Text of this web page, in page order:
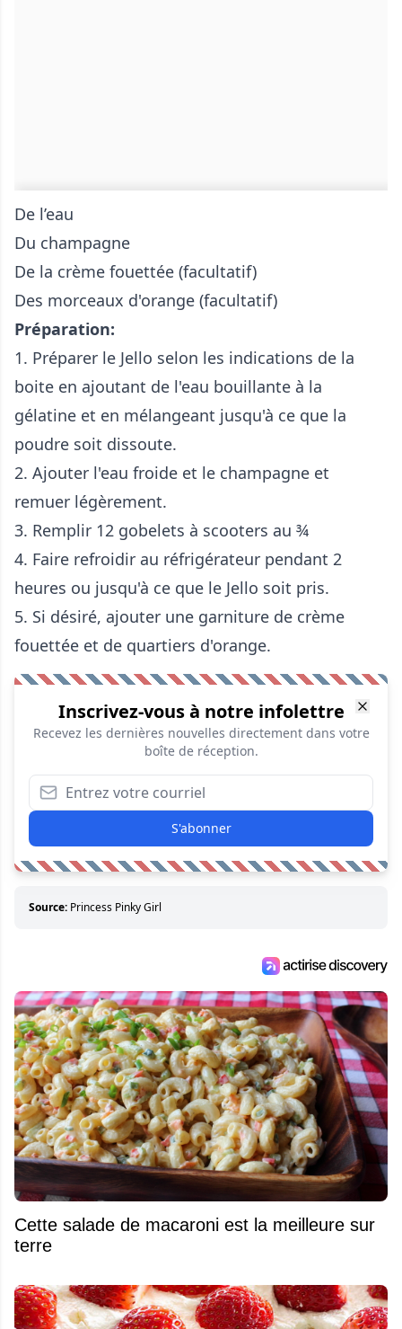
De l’eau
Du champagne
De la crème fouettée (facultatif)
Des morceaux d'orange (facultatif)
Préparation:
1. Préparer le Jello selon les indications de la
boite en ajoutant de l'eau bouillante à la
gélatine et en mélangeant jusqu'à ce que la
poudre soit dissoute.
2. Ajouter l'eau froide et le champagne et
remuer légèrement.
3. Remplir 12 gobelets à scooters au ¾
4. Faire refroidir au réfrigérateur pendant 2
heures ou jusqu'à ce que le Jello soit pris.
5. Si désiré, ajouter une garniture de crème
fouettée et de quartiers d'orange.
Inscrivez-vous à notre infolettre
Recevez les dernières nouvelles directement dans votre
boîte de réception.
S'abonner
Source: Princess Pinky Girl
Cette salade de macaroni est la meilleure sur
terre